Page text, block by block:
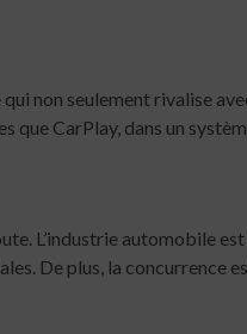
non seulement rivalise
CarPlay, dans un
L’industrie automobile
De plus, la concurrence